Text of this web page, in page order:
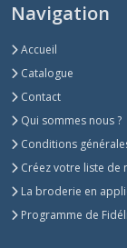
Navigation
Accueil
Catalogue
Contact
Qui sommes nous ?
Conditions
Créez votre liste de
La broderie en
Programme de